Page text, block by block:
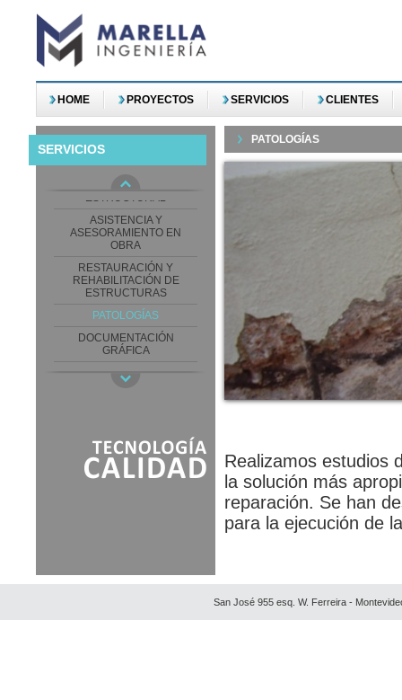
HOME PROYECTOS SERVICIOS CLIENTES
SERVICIOS
DISEÑO Y CÁLCULO
ESTRUCTURAL
ASISTENCIA Y
ASESORAMIENTO EN
OBRA
RESTAURACIÓN Y
REHABILITACIÓN DE
ESTRUCTURAS
PATOLOGÍAS
DOCUMENTACIÓN
GRÁFICA
PATOLOGÍAS
Realizamos estudios
la solución más
reparación. Se han
para la ejecución de
San José 955 esq. W. Ferreira -